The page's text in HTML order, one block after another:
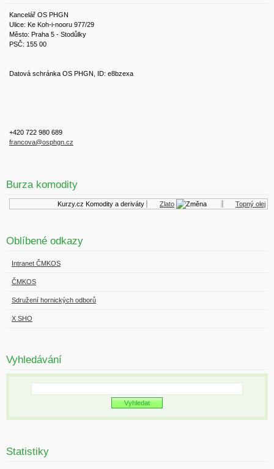
Kancelář OS PHGN
Ulice: Ke Koh-i-nooru 977/29
Město: Praha 5 - Stodůlky
PSČ: 155 00
Datová schránka OS PHGN, ID: e8bzexa
+420 722 980 689
francova@osphgn.cz
Burza komodity
Kurzy.cz Komodity a deriváty Zlato Topný olej
Oblíbené odkazy
Intranet ČMKOS
ČMKOS
Sdružení hornických odborů
X SHO
Vyhledávání
Statistiky